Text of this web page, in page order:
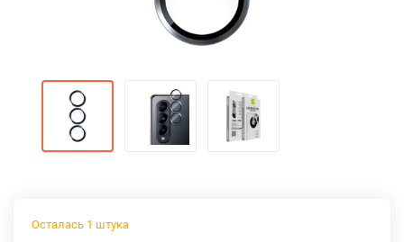
Осталась 1 штука